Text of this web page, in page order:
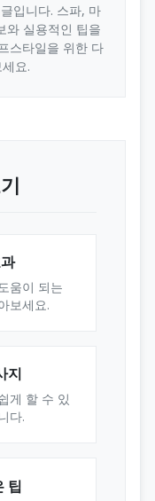
입니다. 스파, 마
와 실용적인 팁을
스타일을 위한 다
요.
움이 되는
보세요.
지
게 할 수 있
다.
팁